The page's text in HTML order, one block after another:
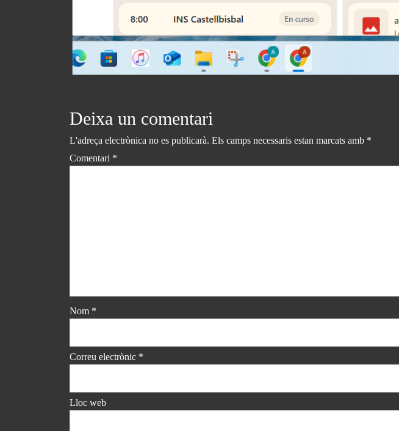
Deixa un comentari
L'adreça electrònica no es publicarà. Els camps necessaris estan marcats amb *
Comentari *
Nom *
Correu electrònic *
Lloc web